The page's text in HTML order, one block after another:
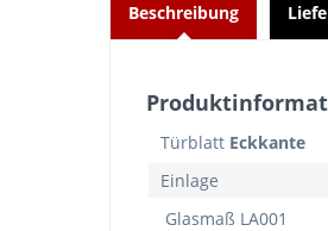
Beschreibung
Türblatt Eckkante
Einlage
Glasmaß LA001